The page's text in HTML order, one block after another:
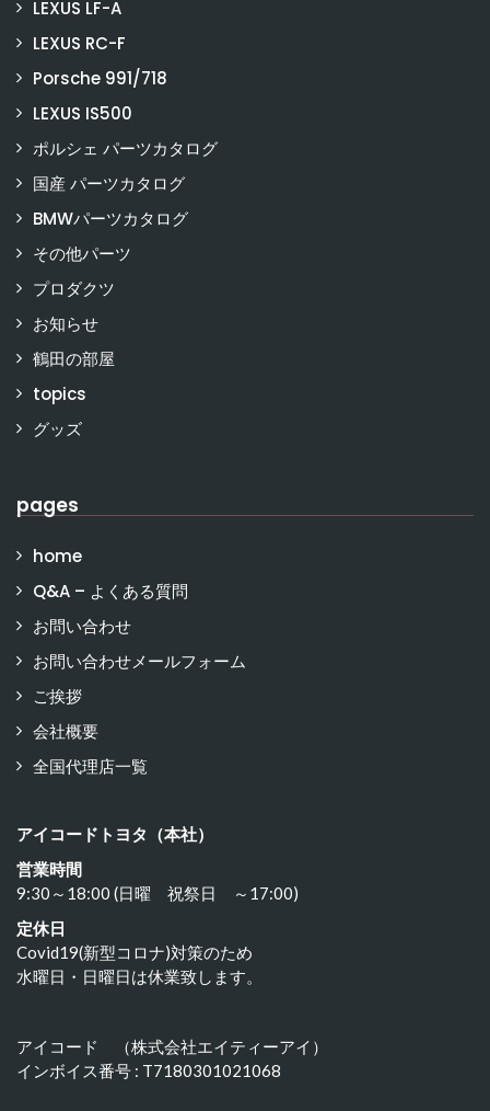
LEXUS LF-A
LEXUS RC-F
Porsche 991/718
LEXUS IS500
ポルシェ パーツカタログ
国産 パーツカタログ
BMWパーツカタログ
その他パーツ
プロダクツ
お知らせ
鶴田の部屋
topics
グッズ
pages
home
Q&A – よくある質問
お問い合わせ
お問い合わせメールフォーム
ご挨拶
会社概要
全国代理店一覧
アイコードトヨタ（本社）
営業時間
9:30～18:00 (日曜 祝祭日 ～17:00)
定休日
Covid19(新型コロナ)対策のため
水曜日・日曜日は休業致します。
アイコード （株式会社エイティーアイ）
インボイス番号 : T7180301021068